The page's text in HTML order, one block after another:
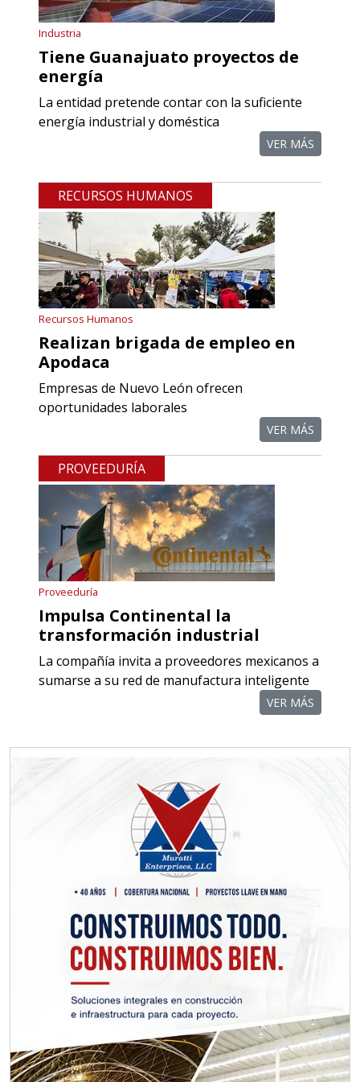
Aplicar al Requerimiento
Empresa en Querétaro
Requiere:
REFACCIONES PARA
Especificaciones:
Requisitos: Otorgar condiciones de
crédito acordes a las políticas del
grupo, contar con instalaciones
cercanas a la región y otorgar
referencias comerciales.
Aplicar al Requerimiento
Empresa en Querétaro
COMPONENTES PARA
RECTIFICADORAS
Especificaciones:
Requisitos: Otorgar condiciones de
crédito acordes a las políticas del
grupo, contar con instalaciones
cercanas a la región y otorgar
referencias comerciales.
Aplicar al Requerimiento
TORNILLERÍA INDUSTRIAL
Requisitos: Otorgar condiciones de
crédito acordes a las políticas del
grupo, contar con instalaciones
cercanas a la región y otorgar
referencias comerciales.
Aplicar al Requerimiento
Empresa en Querétaro
CONSULTORÍAS DE
Industria
Tiene Guanajuato proyectos de
energía
La entidad pretende contar con la suficiente
energía industrial y doméstica
VER MÁS
RECURSOS HUMANOS
Recursos Humanos
Realizan brigada de empleo en
Apodaca
Empresas de Nuevo León ofrecen
oportunidades laborales
VER MÁS
PROVEEDURÍA
Proveeduría
Impulsa Continental la
transformación industrial
La compañía invita a proveedores mexicanos a
sumarse a su red de manufactura inteligente
VER MÁS